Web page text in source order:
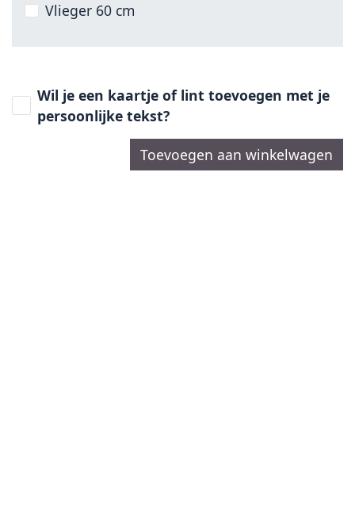
Vlieger 60 cm
Wil je een kaartje of lint toevoegen met je
persoonlijke tekst?
Toevoegen aan winkelwagen